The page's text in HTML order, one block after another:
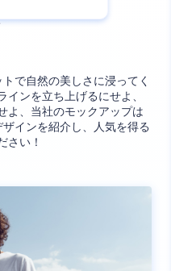
で自然の美しさに浸ってく
ンを立ち上げるにせよ、
よ、当社のモックアップは
インを紹介し、人気を得る
さい！